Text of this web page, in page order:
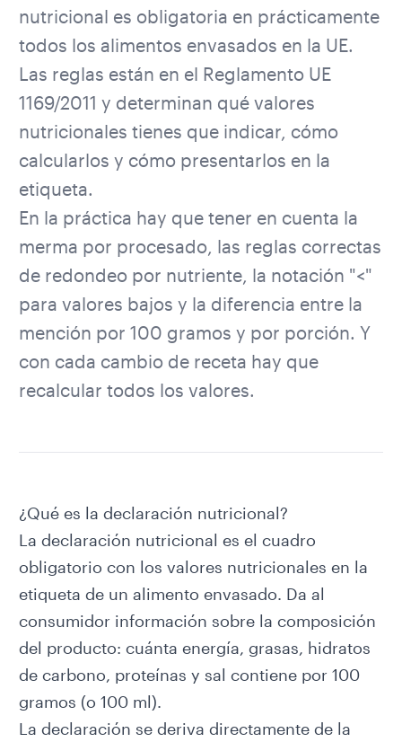
nutricional es obligatoria en prácticamente
todos los alimentos envasados en la UE.
Las reglas están en el Reglamento UE
1169/2011 y determinan qué valores
nutricionales tienes que indicar, cómo
calcularlos y cómo presentarlos en la
etiqueta.
En la práctica hay que tener en cuenta la
merma por procesado, las reglas correctas
de redondeo por nutriente, la notación "<"
para valores bajos y la diferencia entre la
mención por 100 gramos y por porción. Y
con cada cambio de receta hay que
recalcular todos los valores.
¿Qué es la declaración nutricional?
La declaración nutricional es el cuadro
obligatorio con los valores nutricionales en la
etiqueta de un alimento envasado. Da al
consumidor información sobre la composición
del producto: cuánta energía, grasas, hidratos
de carbono, proteínas y sal contiene por 100
gramos (o 100 ml).
La declaración se deriva directamente de la